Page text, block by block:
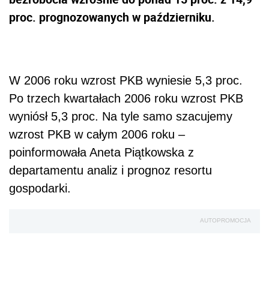
proc. prognozowanych w październiku.
W 2006 roku wzrost PKB wyniesie 5,3 proc.
Po trzech kwartałach 2006 roku wzrost PKB
wyniósł 5,3 proc. Na tyle samo szacujemy
wzrost PKB w całym 2006 roku –
poinformowała Aneta Piątkowska z
departamentu analiz i prognoz resortu
gospodarki.
AUTOPROMOCJA